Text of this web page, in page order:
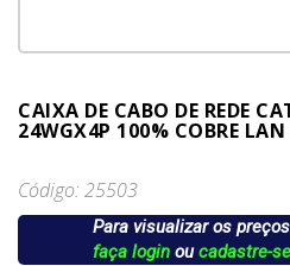
CAIXA DE CABO DE REDE
24WGX4P 100% COBRE
Código: 25503
Para visualizar os preços
faça loginoucadastre-se